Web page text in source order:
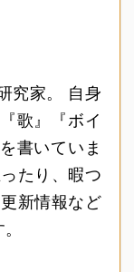
究家。 自身
歌』『ボイ
書いていま
たり、暇つ
新情報など